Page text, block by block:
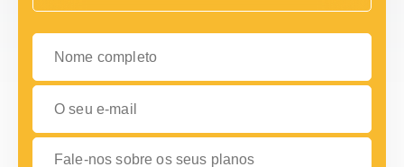
Nome completo
O seu e-mail
Fale-nos sobre os seus planos